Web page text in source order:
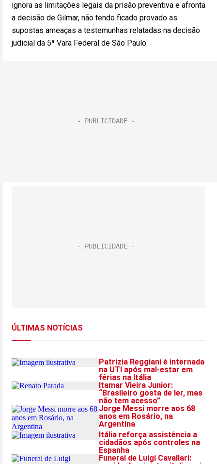
ignora as limitações legais da prisão preventiva e afronta
a decisão de Gilmar, não tendo ficado provado as
supostas ameaças a testemunhas relatadas na decisão
judicial da 5ª Vara Federal de São Paulo.